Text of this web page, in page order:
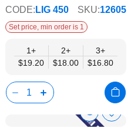
CODE: LIG 450 SKU:12605
Set price, min order is 1
1+
$19.20
2+
$18.00
3+
$16.80
ShowAñadir